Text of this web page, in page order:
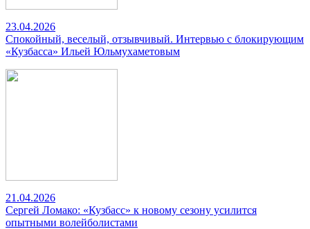
23.04.2026
Спокойный, веселый, отзывчивый. Интервью с блокирующим
«Кузбасса» Ильей Юльмухаметовым
21.04.2026
Сергей Ломако: «Кузбасс» к новому сезону усилится
опытными волейболистами